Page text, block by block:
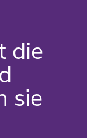
die
sie